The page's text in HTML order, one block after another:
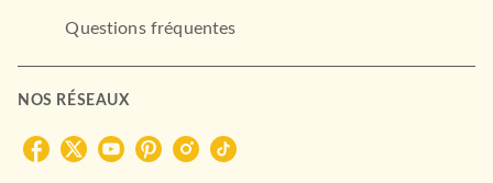
Questions fréquentes
NOS RÉSEAUX